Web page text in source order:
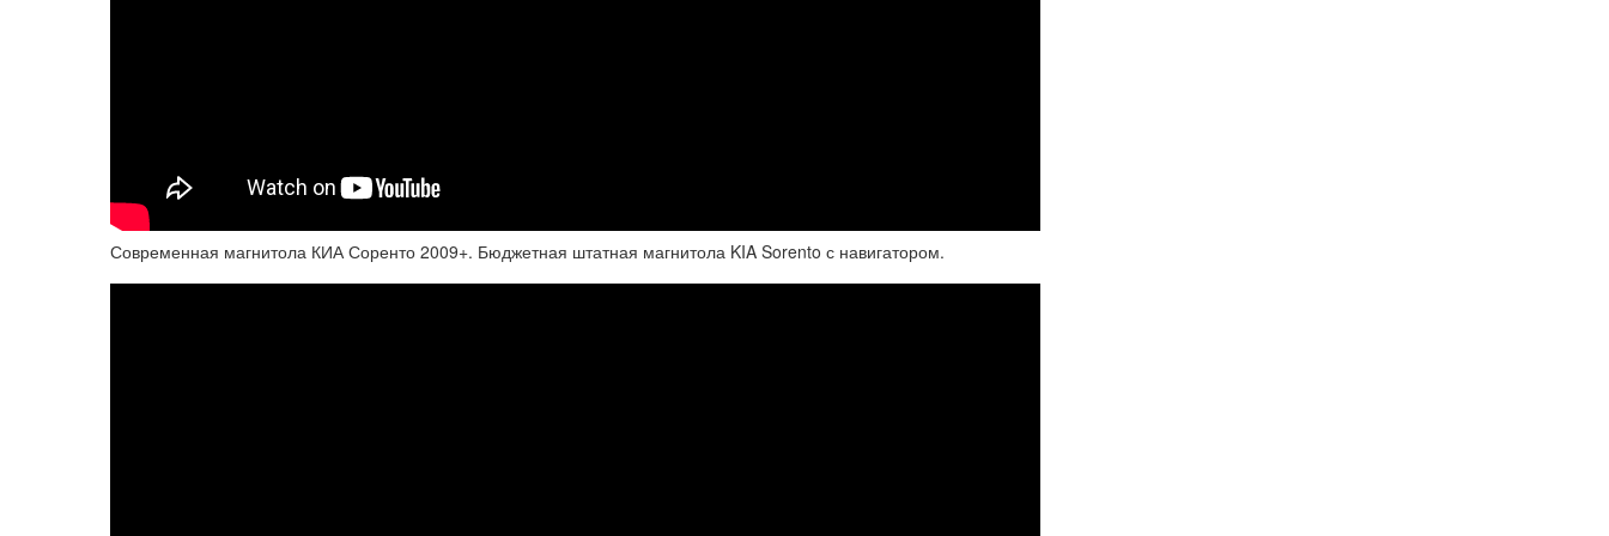
Современная магнитола КИА Соренто 2009+. Бюджетная штатная магнитола KIA Sorento с навигатором.